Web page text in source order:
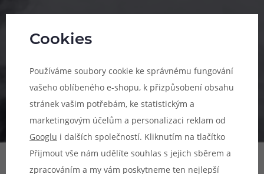
483 51 51 31
Po–Pá: 09:00–17:00
info@ejuice.cz
Cookies
Používáme soubory cookie ke správnému fungování
vašeho oblíbeného e-shopu, k přizpůsobení obsahu
stránek vašim potřebám, ke statistickým a
marketingovým účelům a personalizaci reklam od
Googlu i dalších společností. Kliknutím na tlačítko
Přijmout vše nám udělíte souhlas s jejich sběrem a
zpracováním a my vám poskytneme ten nejlepší